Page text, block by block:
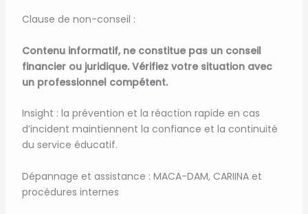
Clause de non-conseil :
Contenu informatif, ne constitue pas un conseil
financier ou juridique. Vérifiez votre situation avec
un professionnel compétent.
Insight : la prévention et la réaction rapide en cas
d’incident maintiennent la confiance et la continuité
du service éducatif.
Dépannage et assistance : MACA-DAM, CARIINA et
procédures internes